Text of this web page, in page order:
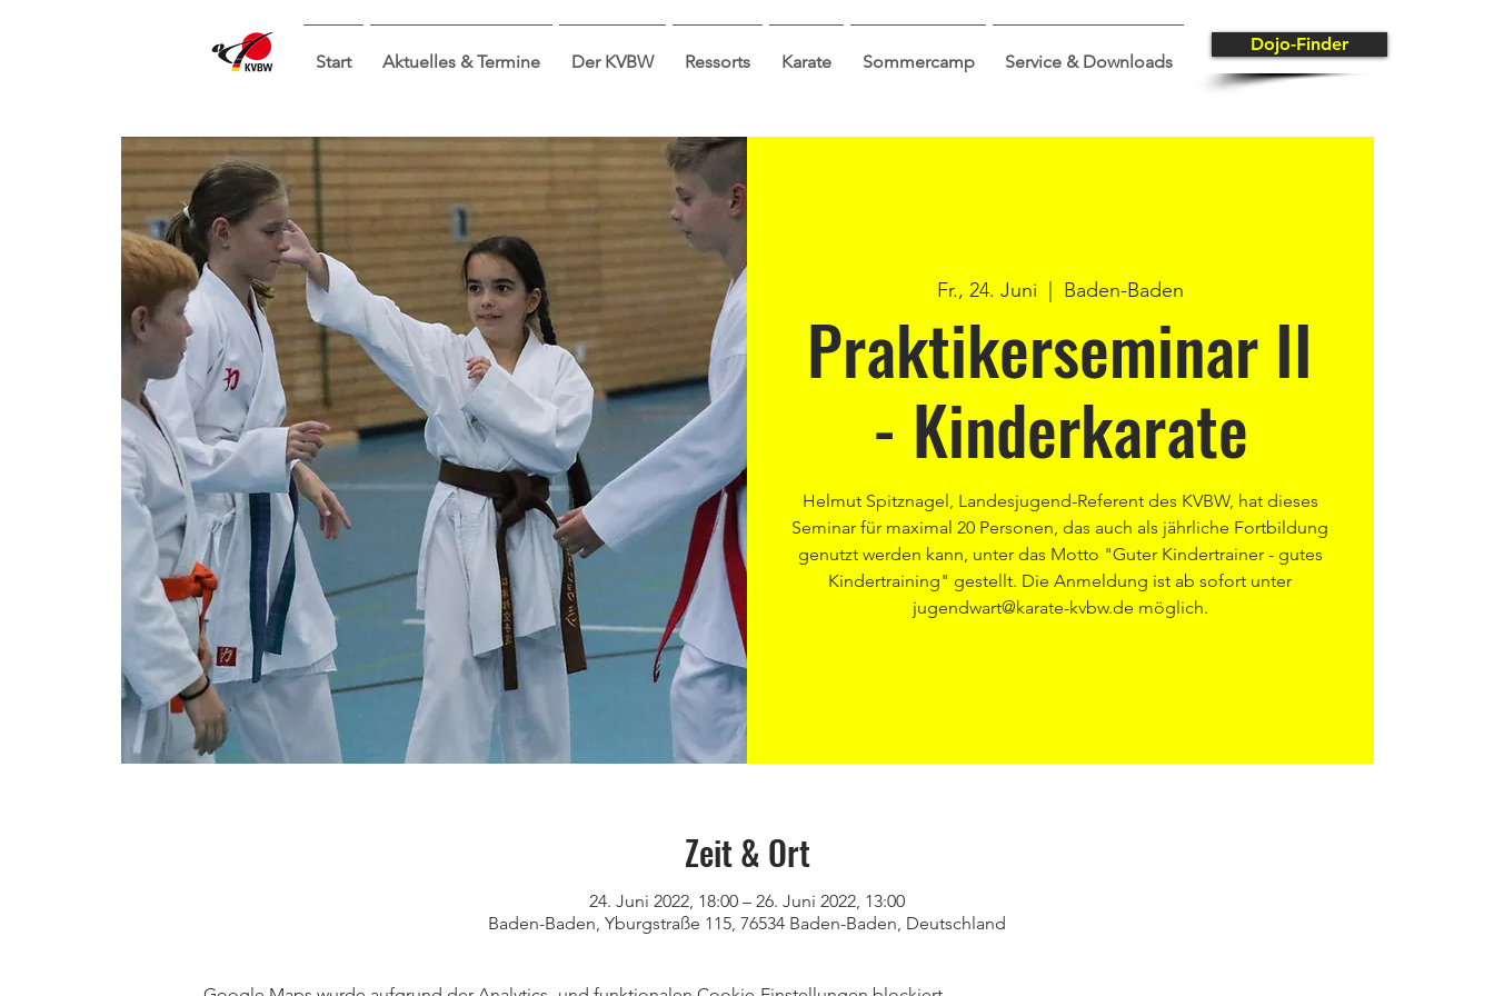
Start Aktuelles & Termine Der KVBW Ressorts Karate Sommercamp Service & Downloads
Dojo-Finder
Fr., 24. Juni Baden-Baden
Praktikerseminar II
- Kinderkarate
Helmut Spitznagel, Landesjugend-Referent des KVBW, hat dieses
Seminar für maximal 20 Personen, das auch als jährliche Fortbildung
genutzt werden kann, unter das Motto "Guter Kindertrainer - gutes
Kindertraining" gestellt. Die Anmeldung ist ab sofort unter
jugendwart@karate-kvbw.de möglich.
Zeit & Ort
24. Juni 2022, 18:00 – 26. Juni 2022, 13:00
Baden-Baden, Yburgstraße 115, 76534 Baden-Baden, Deutschland